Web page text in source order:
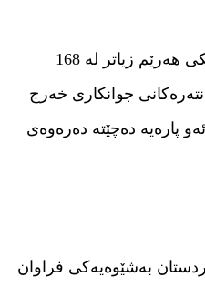
بەپێى ئامارەکان، ساڵانە خەڵكی هەرێم زیاتر لە 168
جوانكاری خەرج
پارەیە دەچێتە دەرەوەی
بەشێوەیەکى فراوان